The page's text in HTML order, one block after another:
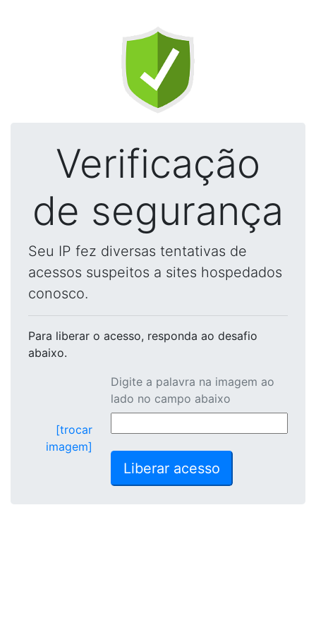
Verificação
de segurança
Seu IP fez diversas tentativas de
acessos suspeitos a sites hospedados
conosco.
Para liberar o acesso, responda ao desafio
abaixo.
[trocar
imagem]
Digite a palavra na imagem ao
lado no campo abaixo